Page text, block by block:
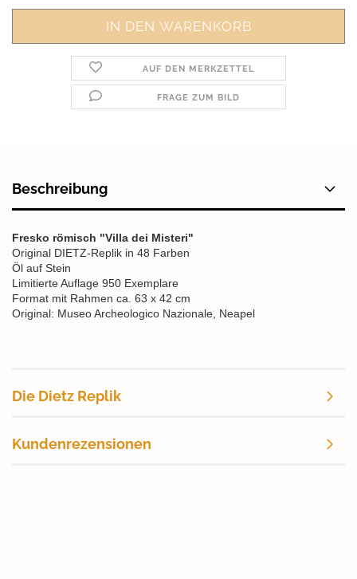
AUF DEN MERKZETTEL
FRAGE ZUM BILD
Beschreibung
Fresko römisch "Villa dei Misteri"
Original DIETZ-Replik in 48 Farben
Öl auf Stein
Limitierte Auflage 950 Exemplare
Format mit Rahmen ca. 63 x 42 cm
Original: Museo Archeologico Nazionale, Neapel
Die Dietz Replik
Kundenrezensionen